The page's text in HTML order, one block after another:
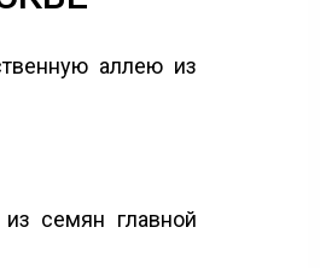
аллею из
семян главной